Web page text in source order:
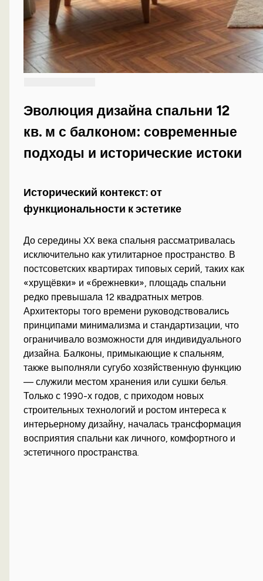
Эволюция дизайна спальни 12
кв. м с балконом: современные
подходы и исторические истоки
Исторический контекст: от
функциональности к эстетике
До середины XX века спальня рассматривалась
исключительно как утилитарное пространство. В
постсоветских квартирах типовых серий, таких как
«хрущёвки» и «брежневки», площадь спальни
редко превышала 12 квадратных метров.
Архитекторы того времени руководствовались
принципами минимализма и стандартизации, что
ограничивало возможности для индивидуального
дизайна. Балконы, примыкающие к спальням,
также выполняли сугубо хозяйственную функцию
— служили местом хранения или сушки белья.
Только с 1990-х годов, с приходом новых
строительных технологий и ростом интереса к
интерьерному дизайну, началась трансформация
восприятия спальни как личного, комфортного и
эстетичного пространства.